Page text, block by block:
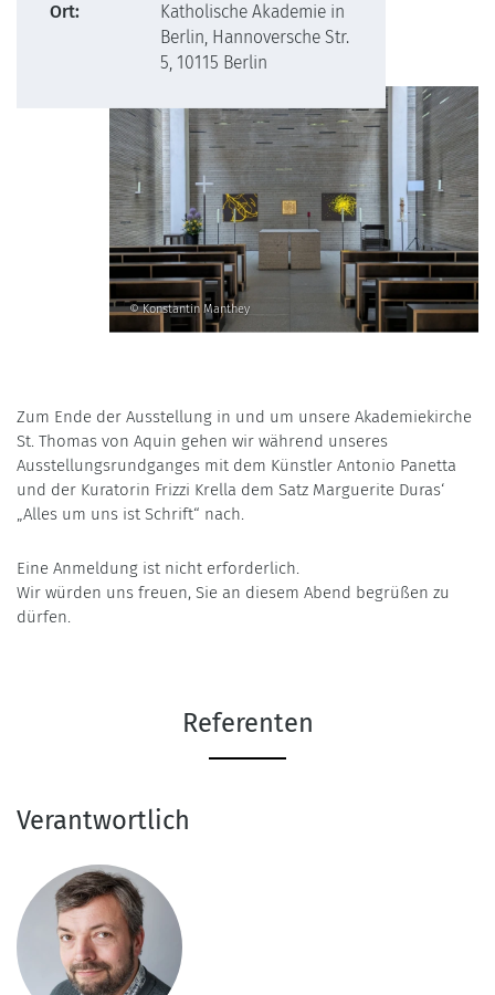
© Konstantin Manthey
Ort:
Katholische Akademie in
Berlin, Hannoversche Str.
5, 10115 Berlin
Zum Ende der Ausstellung in und um unsere Akademiekirche
St. Thomas von Aquin gehen wir während unseres
Ausstellungsrundganges mit dem Künstler Antonio Panetta
und der Kuratorin Frizzi Krella dem Satz Marguerite Duras‘
„Alles um uns ist Schrift“ nach.
Eine Anmeldung ist nicht erforderlich.
Wir würden uns freuen, Sie an diesem Abend begrüßen zu
dürfen.
Referenten
Verantwortlich